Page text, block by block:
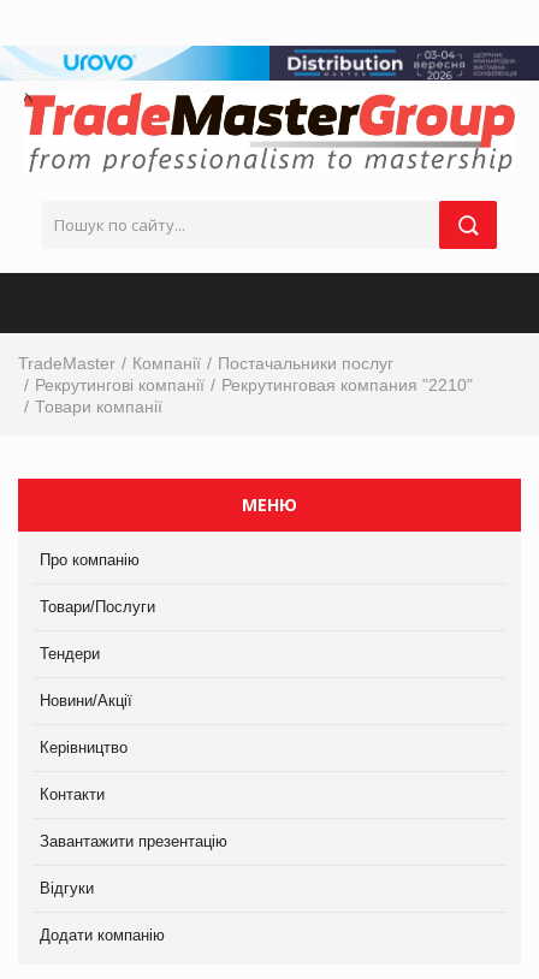
TradeMaster Компанії
Постачальники послуг
Рекрутингові компанії
Рекрутинговая компания "2210"
Товари компанії
МЕНЮ
Про компанію
Товари/Послуги
Тендери
Новини/Акції
Керівництво
Контакти
Завантажити презентацію
Відгуки
Додати компанію